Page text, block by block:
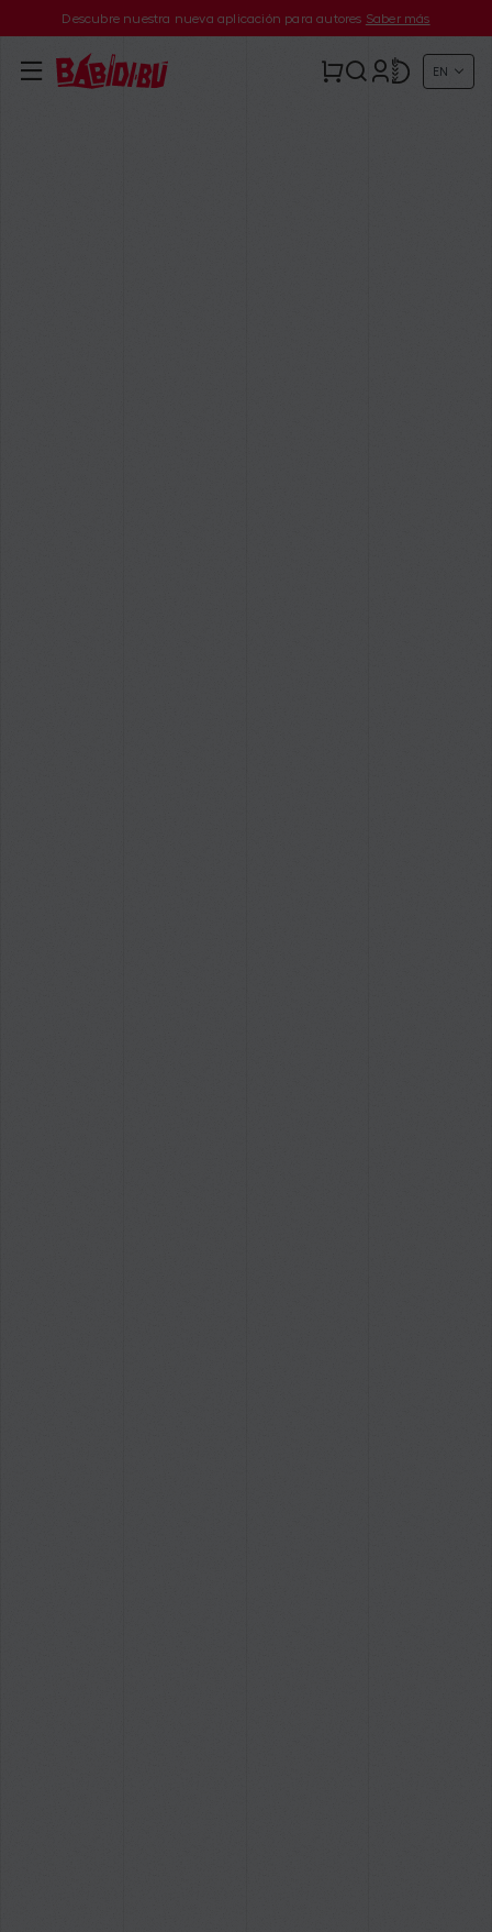
Descubre nuestra nueva aplicación para autores Saber más
EN